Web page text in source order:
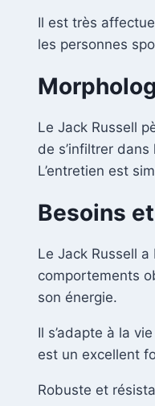
Il est très
les personnes
Le Jack Russell
de s’infiltrer
L’entretien est
Besoins
Le Jack Russell
comportements
son énergie.
Il s’adapte à la
est un excellent
Robuste et